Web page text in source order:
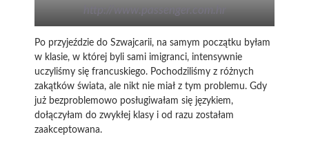
http://www.passenger.com.hr
Po przyjeździe do Szwajcarii, na samym początku byłam
w klasie, w której byli sami imigranci, intensywnie
uczyliśmy się francuskiego. Pochodziliśmy z różnych
zakątków świata, ale nikt nie miał z tym problemu. Gdy
już bezproblemowo posługiwałam się językiem,
dołączyłam do zwykłej klasy i od razu zostałam
zaakceptowana.